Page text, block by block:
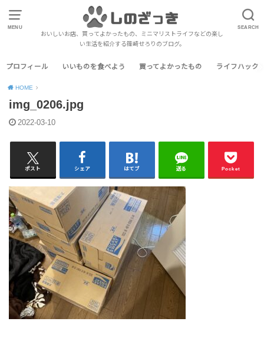
MENU SEARCH
おいしいお店、買ってよかったもの、ミニマリストライフなどの楽し
い生活を紹介する篠崎せろりのブログ。
プロフィール いいものを食べよう 買ってよかったもの ライフハック
HOME
img_0206.jpg
2022-03-10
ポスト シェア はてブ 送る Pocket